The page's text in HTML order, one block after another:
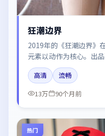
狂潮边界
2019年的《狂潮边界》
元素以动作为核心。出
腾、杨幂、朱一龙所饰
发讨论。
高清
流畅
13万
90个月前
热门